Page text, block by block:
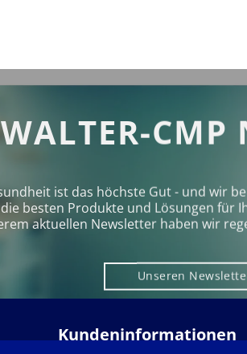
WALTER-CMP
ist das höchste Gut - und wir
die besten Produkte und Lösungen für
aktuellen Newsletter haben wir
Unseren
Kundeninformationen